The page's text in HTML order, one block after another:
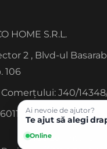
HOME S.R.L.
2 , Blvd-ul
106
J40/
©2026Zen Interior.
Ai nevoie de ajutor?
Te ajut să alegi
Online